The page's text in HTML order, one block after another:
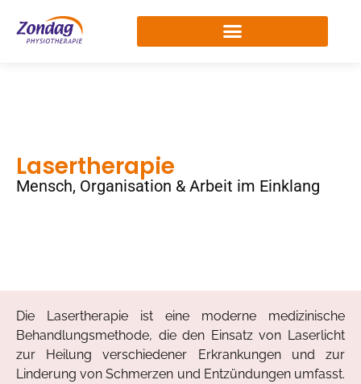
Lasertherapie
Mensch, Organisation & Arbeit im Einklang
Die Lasertherapie ist eine moderne medizinische
Behandlungsmethode, die den Einsatz von Laserlicht
zur Heilung verschiedener Erkrankungen und zur
Linderung von Schmerzen und Entzündungen umfasst.